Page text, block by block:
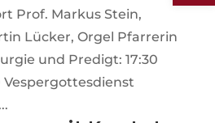
Prof. Markus Stein,
Lücker, Orgel Pfarrerin
und Predigt: 17:30
Vespergottesdienst